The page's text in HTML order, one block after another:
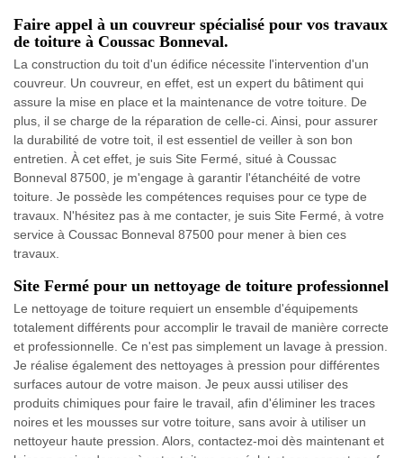
Faire appel à un couvreur spécialisé pour vos travaux
de toiture à Coussac Bonneval.
La construction du toit d'un édifice nécessite l'intervention d'un
couvreur. Un couvreur, en effet, est un expert du bâtiment qui
assure la mise en place et la maintenance de votre toiture. De
plus, il se charge de la réparation de celle-ci. Ainsi, pour assurer
la durabilité de votre toit, il est essentiel de veiller à son bon
entretien. À cet effet, je suis Site Fermé, situé à Coussac
Bonneval 87500, je m'engage à garantir l'étanchéité de votre
toiture. Je possède les compétences requises pour ce type de
travaux. N'hésitez pas à me contacter, je suis Site Fermé, à votre
service à Coussac Bonneval 87500 pour mener à bien ces
travaux.
Site Fermé pour un nettoyage de toiture professionnel
Le nettoyage de toiture requiert un ensemble d'équipements
totalement différents pour accomplir le travail de manière correcte
et professionnelle. Ce n'est pas simplement un lavage à pression.
Je réalise également des nettoyages à pression pour différentes
surfaces autour de votre maison. Je peux aussi utiliser des
produits chimiques pour faire le travail, afin d'éliminer les traces
noires et les mousses sur votre toiture, sans avoir à utiliser un
nettoyeur haute pression. Alors, contactez-moi dès maintenant et